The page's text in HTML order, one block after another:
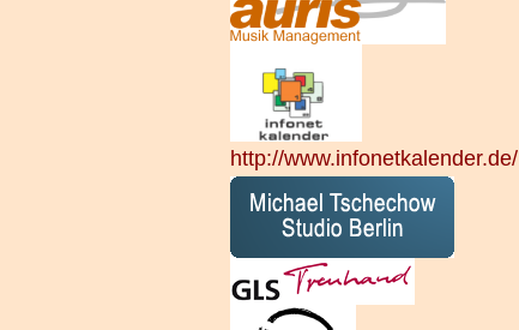
http://www.infonetkalender.de/